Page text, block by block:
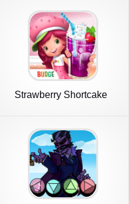
Strawberry Shortcake